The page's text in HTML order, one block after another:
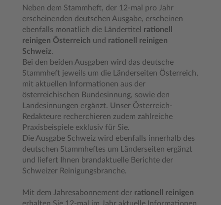
Neben dem Stammheft, der 12-mal pro Jahr
erscheinenden deutschen Ausgabe, erscheinen
ebenfalls monatlich die Ländertitel rationell
reinigen Österreich und rationell reinigen
Schweiz.
Bei den beiden Ausgaben wird das deutsche
Stammheft jeweils um die Länderseiten Österreich,
mit aktuellen Informationen aus der
österreichischen Bundesinnung, sowie den
Landesinnungen ergänzt. Unser Österreich-
Redakteure recherchieren zudem zahlreiche
Praxisbeispiele exklusiv für Sie.
Die Ausgabe Schweiz wird ebenfalls innerhalb des
deutschen Stammheftes um Länderseiten ergänzt
und liefert Ihnen brandaktuelle Berichte der
Schweizer Reinigungsbranche.
Mit dem Jahresabonnement der rationell reinigen